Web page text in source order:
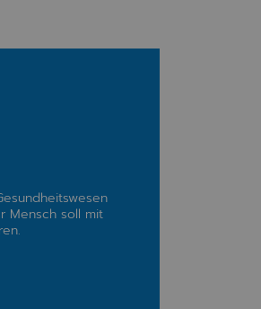
Mensch soll mit